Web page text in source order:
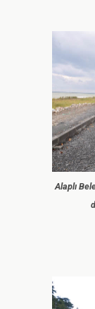
Alaplı